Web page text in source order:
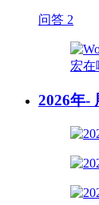
问答 2
2026年-